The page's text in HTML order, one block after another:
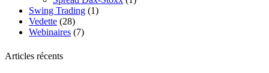
Swing Trading (1)
Vedette (28)
Webinaires (7)
Articles récents